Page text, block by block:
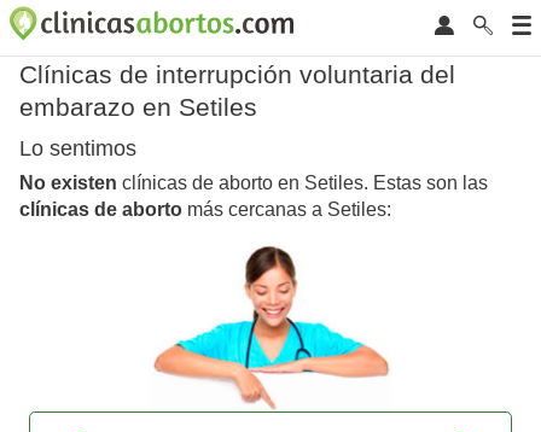
Clínicas de interrupción voluntaria del
embarazo en Setiles
Lo sentimos
No existen clínicas de aborto en Setiles. Estas son las
clínicas de aborto más cercanas a Setiles: